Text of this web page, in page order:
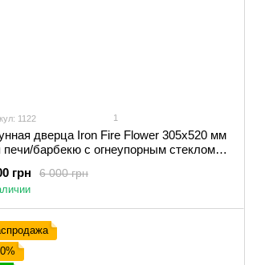
1122 1
дверца Iron Fire Flower 305х520 мм
печи/барбекю с огнеупорным стеклом
6 000 грн
грн